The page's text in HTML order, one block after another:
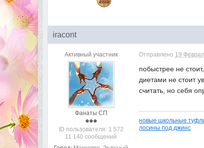
iracont
Активный участник
Фанаты СП
ID пользователя: 1 572
11 140 сообщений
Отправлено 19
побыстрее не
диетами не стоит
считать, но себя
новые школьные
лосины под джинс